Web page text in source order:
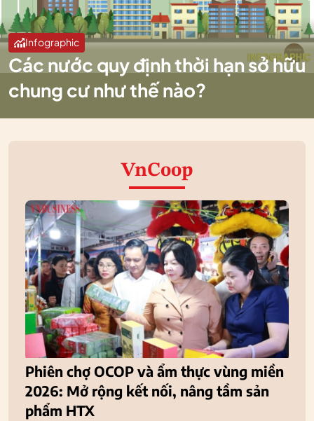
Infographic
Các nước quy định thời hạn sở hữu
chung cư như thế nào?
VnCoop
Phiên chợ OCOP và ẩm thực vùng miền
2026: Mở rộng kết nối, nâng tầm sản
phẩm HTX